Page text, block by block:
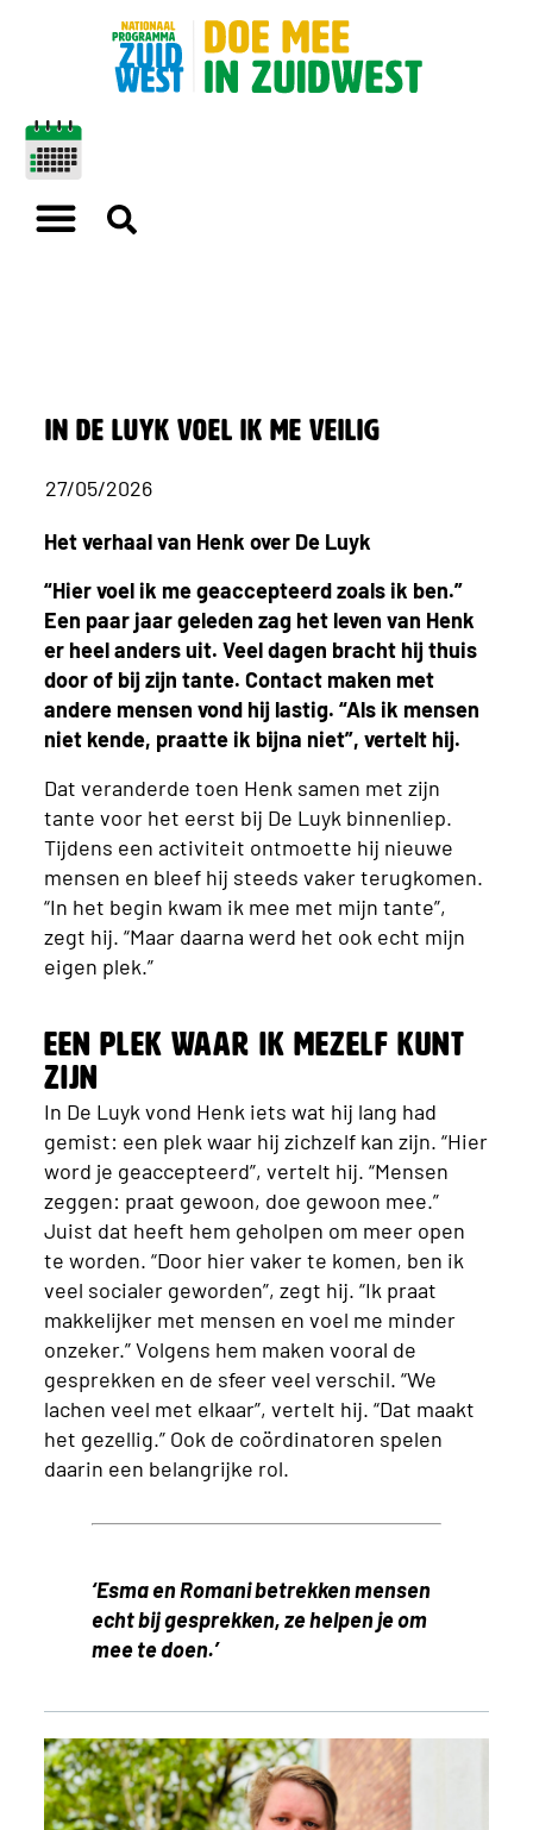
In De Luyk voel ik me veilig
27/05/2026
Het verhaal van Henk over De Luyk
“Hier voel ik me geaccepteerd zoals ik ben.”
Een paar jaar geleden zag het leven van Henk
er heel anders uit. Veel dagen bracht hij thuis
door of bij zijn tante. Contact maken met
andere mensen vond hij lastig. “Als ik mensen
niet kende, praatte ik bijna niet”, vertelt hij.
Dat veranderde toen Henk samen met zijn
tante voor het eerst bij De Luyk binnenliep.
Tijdens een activiteit ontmoette hij nieuwe
mensen en bleef hij steeds vaker terugkomen.
“In het begin kwam ik mee met mijn tante”,
zegt hij. “Maar daarna werd het ook echt mijn
eigen plek.”
Een plek waar ik mezelf kunt
zijn
In De Luyk vond Henk iets wat hij lang had
gemist: een plek waar hij zichzelf kan zijn. “Hier
word je geaccepteerd”, vertelt hij. “Mensen
zeggen: praat gewoon, doe gewoon mee.”
Juist dat heeft hem geholpen om meer open
te worden. “Door hier vaker te komen, ben ik
veel socialer geworden”, zegt hij. “Ik praat
makkelijker met mensen en voel me minder
onzeker.” Volgens hem maken vooral de
gesprekken en de sfeer veel verschil. “We
lachen veel met elkaar”, vertelt hij. “Dat maakt
het gezellig.” Ook de coördinatoren spelen
daarin een belangrijke rol.
‘Esma en Romani betrekken mensen
echt bij gesprekken, ze helpen je om
mee te doen.’